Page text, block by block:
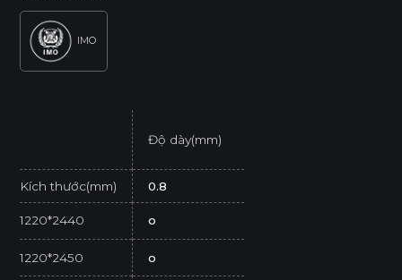
IMO
Độ dày(mm)
Kích thước(mm) 0.8
1220*2440 o
1220*2450 o